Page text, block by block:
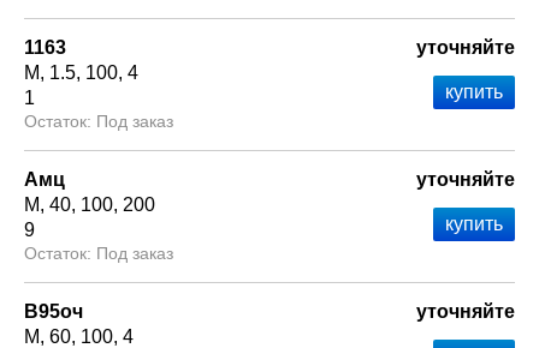
1163
М
1.5 100 4
1
Под заказ
уточняйте
Амц
М 40 100 200
9
Под заказ
уточняйте
В95оч
М 60 100 4
уточняйте